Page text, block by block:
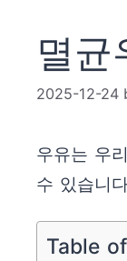
멸균
2025-12-24
우유는 우
수 있습니
Table